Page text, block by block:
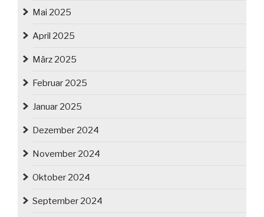
Mai 2025
April 2025
März 2025
Februar 2025
Januar 2025
Dezember 2024
November 2024
Oktober 2024
September 2024